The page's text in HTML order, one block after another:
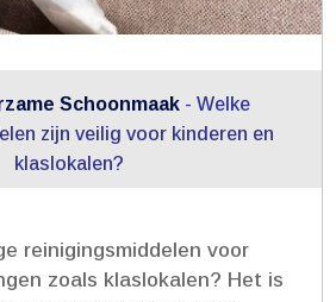
Schoonmaak - Welke
zijn veilig voor kinderen en
klaslokalen?
reinigingsmiddelen voor
zoals klaslokalen? Het is